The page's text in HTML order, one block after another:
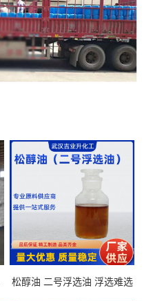
松醇油 二号浮选油 浮选难选